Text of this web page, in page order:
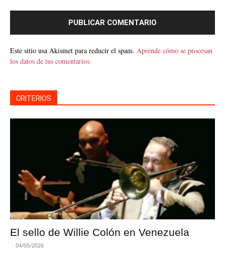
Este sitio usa Akismet para reducir el spam. Aprende cómo se procesan
los datos de tus comentarios.
CRITERIOS
El sello de Willie Colón en Venezuela
- 04/05/2026